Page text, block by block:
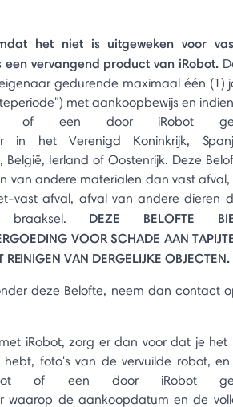
het niet is uitgeweken voor
vervangend product van iRobot.
gedurende maximaal één (1)
met aankoopbewijs en
of een door iRobot
in het Verenigd Koninkrijk,
Ierland of Oostenrijk. Deze
van andere materialen dan vast
vast afval, afval van andere dieren
braaksel. DEZE BELOFTE
VOOR SCHADE AAN
VAN DERGELIJKE OBJECTEN.
deze Belofte, neem dan contact
iRobot, zorg er dan voor dat je het
foto's van de vervuilde robot, en
of een door iRobot
waarop de aankoopdatum en de